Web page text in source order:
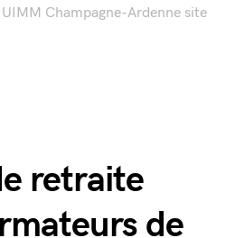
Champagne-Ardenne site
retraite
de